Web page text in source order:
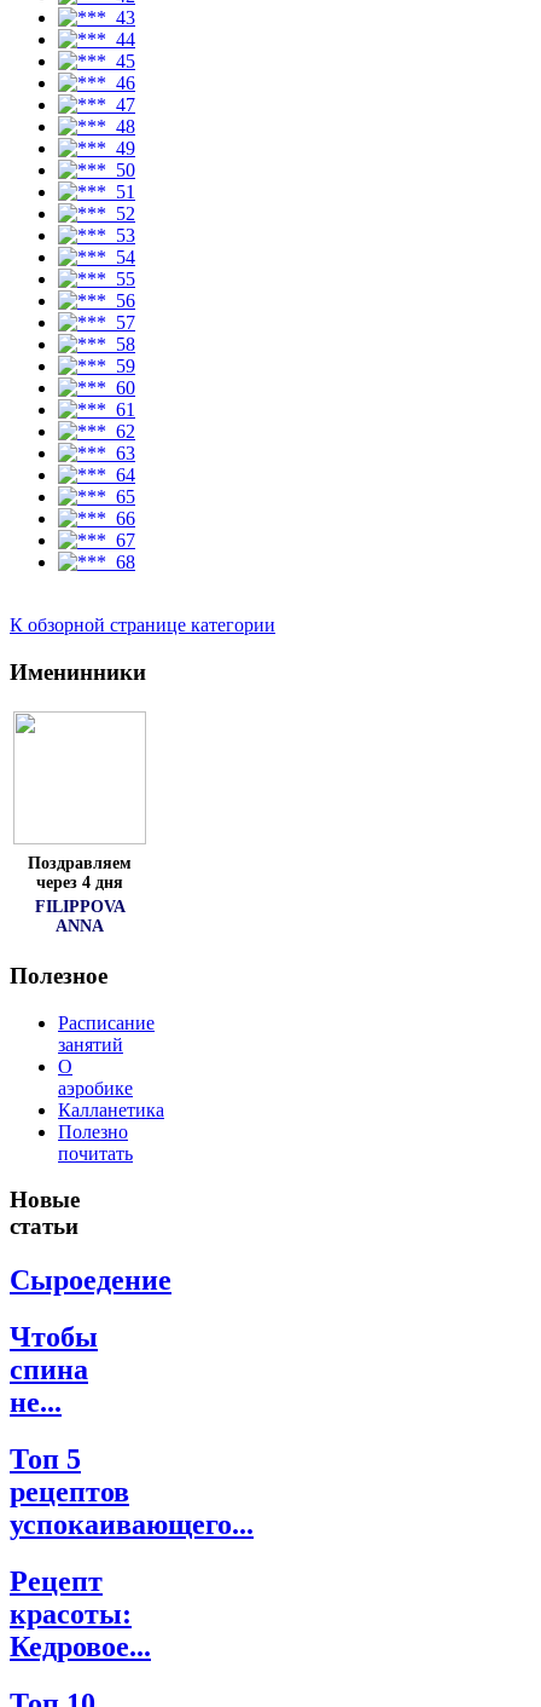
К обзорной странице категории
Именинники
Поздравляем
через 4 дня
FILIPPOVA
ANNA
Полезное
Расписание
занятий
О
аэробике
Калланетика
Полезно
почитать
Новые
статьи
Сыроедение
Чтобы
спина
не...
Топ 5
рецептов
успокаивающего...
Рецепт
красоты:
Кедровое...